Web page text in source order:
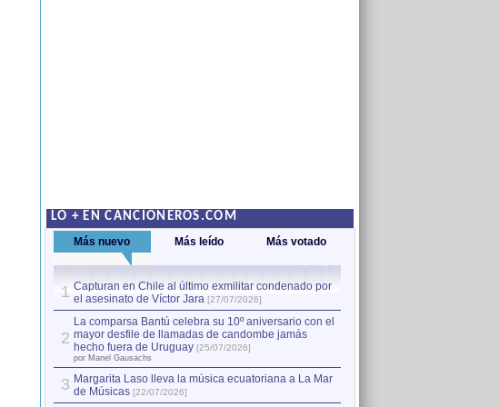
LO + EN CANCIONEROS.COM
Más nuevo Más leído Más votado
1 Capturan en Chile al último exmilitar condenado por
el asesinato de Víctor Jara [27/07/2026]
2
La comparsa Bantú celebra su 10º aniversario con el
mayor desfile de llamadas de candombe jamás
hecho fuera de Uruguay [25/07/2026]
por Manel Gausachs
3 Margarita Laso lleva la música ecuatoriana a La Mar
de Músicas [22/07/2026]